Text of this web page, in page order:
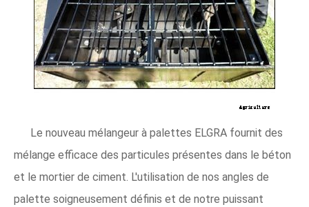
Le nouveau mélangeur à palettes ELGRA fournit des
mélange efficace des particules présentes dans le béton
et le mortier de ciment. L'utilisation de nos angles de
palette soigneusement définis et de notre puissant